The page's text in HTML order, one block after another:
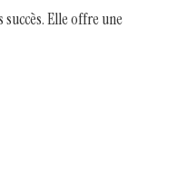
Elle offre une